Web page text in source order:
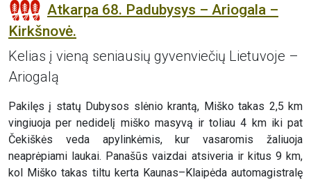
Atkarpa 68. Padubysys – Ariogala –
Kirkšnovė.
Kelias į vieną seniausių gyvenviečių Lietuvoje –
Ariogalą
Pakilęs į statų Dubysos slėnio krantą, Miško takas 2,5 km
vingiuoja per nedidelį miško masyvą ir toliau 4 km iki pat
Čekiškės veda apylinkėmis, kur vasaromis žaliuoja
neaprėpiami laukai. Panašūs vaizdai atsiveria ir kitus 9 km,
kol Miško takas tiltu kerta Kaunas–Klaipėda automagistralę